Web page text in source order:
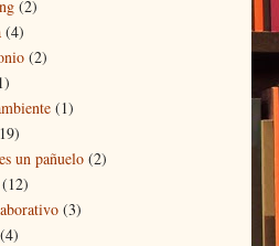
(2)
(4)
(2)
(1)
un pañuelo (2)
(12)
(3)
(4)